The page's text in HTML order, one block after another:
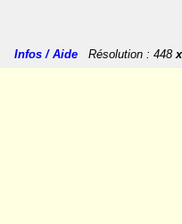
Infos / Aide Résolution : 448x